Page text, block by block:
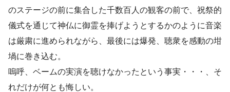
のステージの前に集合した千数百人の観客の前で、祝祭的
儀式を通じて神仏に御霊を捧げようとするかのように音楽
は厳粛に進められながら、最後には爆発、聴衆を感動の坩
堝に巻き込む。
嗚呼、ベームの実演を聴けなかったという事実・・・、そ
れだけが何とも悔しい。